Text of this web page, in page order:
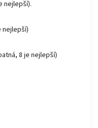
nejlepší).
nejlepší)
8 je nejlepší)